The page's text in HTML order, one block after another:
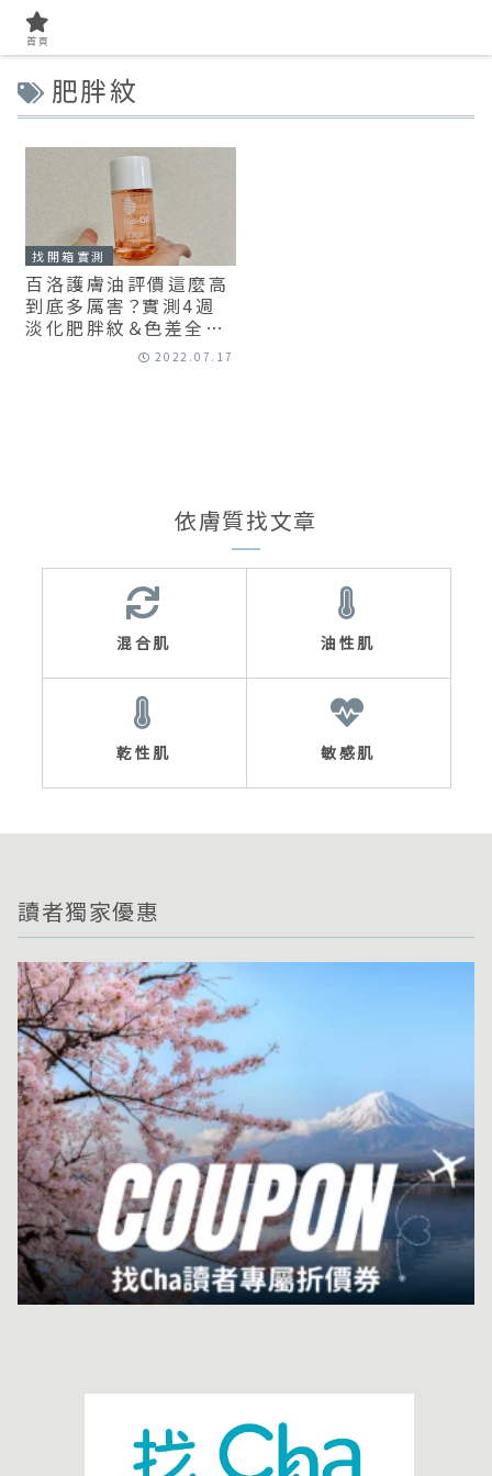
肥胖紋
找開箱實測
百洛護膚油評價這麼高
到底多厲害？實測4週
淡化肥胖紋＆色差全紀
2022.07.17
依膚質找文章
混合肌 油性肌
乾性肌 敏感肌
讀者獨家優惠
首頁